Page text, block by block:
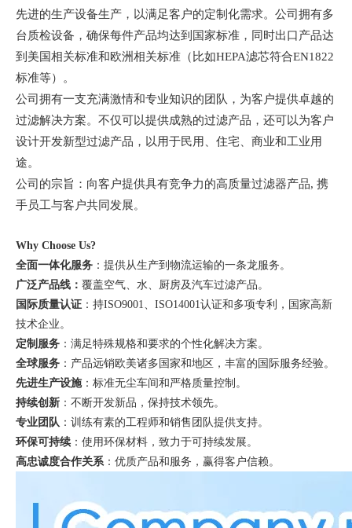
先进的生产设备生产，以满足客户的定制化需求。公司拥有多
台质检设备，确保每件产品均达到国家标准，同时出口产品达
到美国相关标准和欧洲相关标准（比如HEPA滤芯符合EN1822
标准等）。
公司拥有一支充满激情和专业知识的团队，为客户提供卓越的
过滤解决方案。不仅可以提供成熟的过滤产品，还可以为客户
设计开发新型过滤产品，以用于民用、住宅、商业和工业用
途。
公司的宗旨：向客户提供具有竞争力的高质量过滤器产品, 携
手员工与客户共同发展。
Why Choose Us?
全面一体化服务 ：提供从生产到物流运输的一条龙服务。
广泛产品线： 覆盖空气、水、厨房及汽车过滤产品。
国际质量认证 ：持ISO9001、ISO14001认证和多项专利，国家高新
技术企业。
定制服务 ：满足特殊规格和要求的个性化解决方案。
全球服务 ：产品远销欧美诸多国家和地区，丰富的国际服务经验。
先进生产设施：标准无尘车间和严格质量控制。
持续创新 ：不断开发新品，保持技术领先。
专业团队 ：训练有素的工程师和销售团队提供支持。
环保可持续：使用环保材料，致力于可持续发展。
高忠诚度合作关系：优质产品和服务，赢得客户信赖。